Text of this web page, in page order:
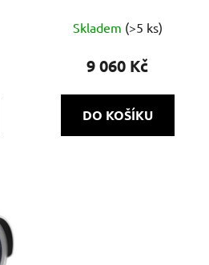
hodnocení
produktu
z
Skladem (>5 ks)
9 060 Kč
DO KOŠÍKU